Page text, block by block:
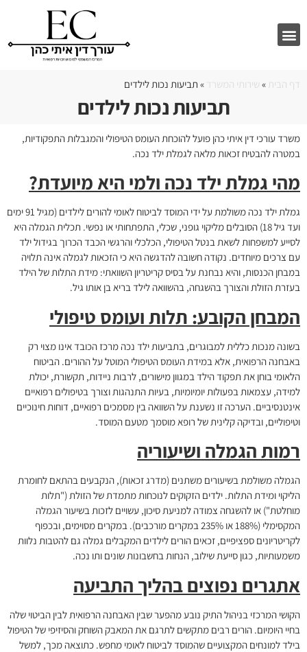
דף הבית » שירותי המשרד » תביעות נכות לילדים
תביעות נכות לילדים
משרד עורכי דין איתי כהן פועל להוכחת העומס הטיפולי והמגבלות התפקודיות,
במטרה להבטיח זכאות מלאה לגמלת ילד נכה.
מהי גמלת ילד נכה ולמי היא מיועדת?
גמלת ילד נכה משולמת על ידי המוסד לביטוח לאומי להורים לילדים (מגיל 91 ימים
ועד גיל 18) הסובלים מליקוי גופני, שכלי, התפתחותי או נפשי. תכלית הגמלה היא
לסייע למשפחות לשאת בנטל הטיפולי, הכלכלי והרגשי הכבד הכרוך בגידול ילד
עם צרכים מיוחדים. נקודה חשובה להדגשה היא כי הזכאות לגמלה אינה תלויה
במבחן הכנסות, והיא נבחנת על בסיס קריטריון השוואתי: מידת התלות של הילד
בעזרת הזולת והצורך בהשגחה, בהשוואה לילד בריא בן אותו גיל.
המבחן הקובע: תלות ועומס טיפולי
בשונה מנכות כללית למבוגרים, בתביעות ילד נכה מרכז הכובד אינו מצוי רק
באבחנה הרפואית, אלא במידת העומס הטיפולי המוטל על ההורים. הביטוח
הלאומי בוחן את תפקוד הילד במגוון מישורים, לרבות ניידות, תקשורת, יכולת
למידה, עצמאות בפעולות יומיומיות, בעיות התנהגות וצורך בטיפולים רפואיים
אינטנסיביים. הערכה זו נשענת על השוואה בין מסמכים רפואיים, דוחות חינוכיים
וטיפוליים, ובדיקה קלינית של רופא מוסמך מטעם המוסד.
רמות הגמלה ושיעוריה
הגמלה משולמת בשיעורים משתנים (מדרג זכאות), הנקבעים בהתאם לחומרת
הליקוי ומידת התלות. ילדים הזקוקים לנוכחות מתמדת של הזולת ("תלות
מוחלטת") או להשגחה צמודה למניעת סיכון, עשויים לזכות בשיעור הגמלה
המקסימלי (188% או 235% במקרים מורכבים). במקרים מסוימים, ובכפוף
לקריטריונים ספציפיים, זכאים הורים לילדים המקבלים גמלה גם להטבות נלוות
משמעותיות, כגון סייעת שילוב, הנחות בחשבונות שונים ותו נכה.
אתגרים נפוצים בהליך התביעה
הקושי המרכזי בניהול התיק נובע מהפער שבין האבחנה הרפואית לבין הביטוי שלה
בחיי היומיום. הורים רבים מתקשים לתרגם את המאבק השוחק והסיזיפי של הטיפול
בילד למונחים המקצועיים שהמוסד לביטוח לאומי מחפש. כתוצאה מכך, למשל